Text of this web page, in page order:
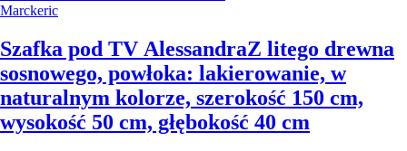
Marckeric
Szafka pod TV AlessandraZ litego drewna
sosnowego, powłoka: lakierowanie, w
naturalnym kolorze, szerokość 150 cm,
wysokość 50 cm, głębokość 40 cm